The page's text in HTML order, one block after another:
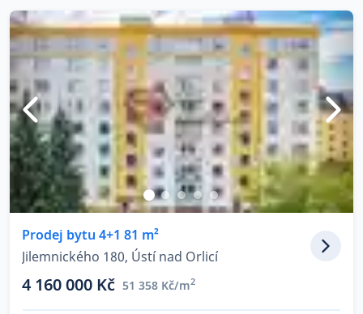
Chytrý odhad ceny
Ceny prodaných nemovitostí
Okamžitý výkup
Přehled realitních makléřů
Co říkají naši zákazníci
Blog
O nás
Kariéra
Prodej bytu 4+1 81 m²
Jilemnického 180, Ústí nad Orlicí
4 160 000 Kč 51 358 Kč/m2